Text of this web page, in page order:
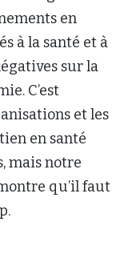
en
à la santé et à
sur la
C’est
et les
en santé
mais notre
qu’il faut